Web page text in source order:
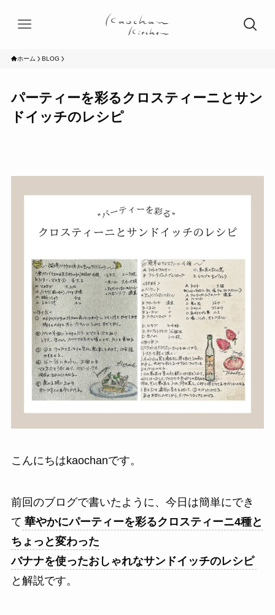
ホーム BLOG
パーティーを彩るクロスティーニとサン
ドイッチのレシピ
こんにちはkaochanです。
前回のブログで書いたように、今日は簡単にでき
て 華やかにパーティーを彩るクロスティーニ4種と
ちょっと変わった
バナナを使ったおしゃれなサンドイッチのレシピ
と解説です。